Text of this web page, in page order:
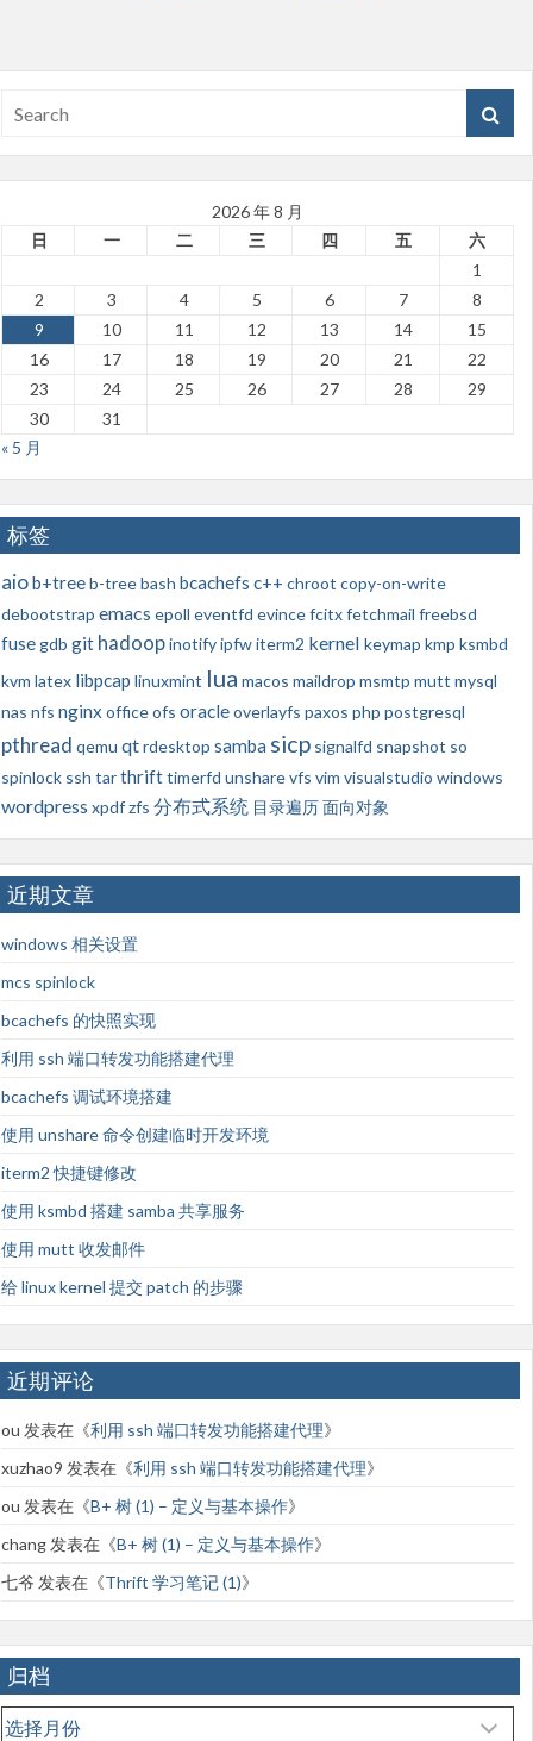
2026 年 8 月
日
一 二 三 四 五
六
1
2
3 4 5 6 7
8
9
10 11 12 13 14
15
16
17 18 19 20 21
22
23
24 25 26 27 28
29
30
31
« 5 月
标签
aiob+treeb-treebash bcachefs c++ chroot copy-on-write
debootstrap emacs epoll eventfd evincefcitxfetchmail freebsd
fuse gdb git hadoopinotifyipfwiterm2 kernel keymap kmp ksmbd
kvm latex libpcap linuxmint lua macos maildrop msmtp mutt mysql
nas nfs nginx officeofs oracleoverlayfs paxos php postgresql
pthread qemu qtrdesktop samba sicp signalfd snapshot so
spinlock ssh tarthrifttimerfd unsharevfs vim visualstudio windows
wordpress xpdfzfs 分布式系统 目录遍历面向对象
近期文章
windows 相关设置
mcs spinlock
bcachefs 的快照实现
利用 ssh 端口转发功能搭建代理
bcachefs 调试环境搭建
使用 unshare 命令创建临时开发环境
iterm2 快捷键修改
使用 ksmbd 搭建 samba 共享服务
使用 mutt 收发邮件
给 linux kernel 提交 patch 的步骤
近期评论
ou 发表在《利用 ssh 端口转发功能搭建代理》
xuzhao9 发表在《利用 ssh 端口转发功能搭建代理》
ou 发表在《B+ 树 (1) – 定义与基本操作》
chang 发表在《B+ 树 (1) – 定义与基本操作》
七爷 发表在《Thrift 学习笔记 (1)》
归档
归